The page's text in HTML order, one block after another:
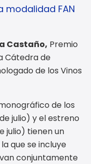
modalidad FAN
Castaño, Premio
Cátedra de
de los Vinos
de los
julio) y el estreno
julio) tienen un
que se incluye
conjuntamente